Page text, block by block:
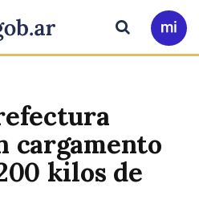
Ir
a
Buscar
cargamento
kilos de